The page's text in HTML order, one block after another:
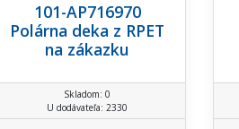
101-AP716970
Polárna deka z RPET
na zákazku
Skladom: 0
U dodávateľa: 2330